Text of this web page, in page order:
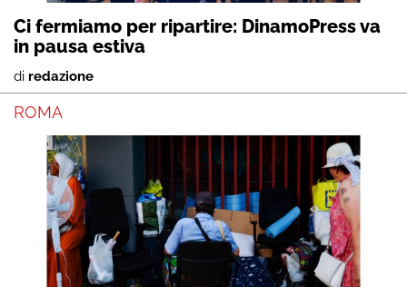
Ci fermiamo per ripartire: DinamoPress va
in pausa estiva
di redazione
ROMA